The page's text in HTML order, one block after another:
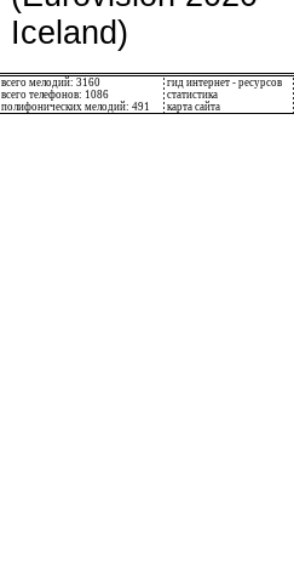
Iceland)
всего мелодий: 3160
всего телефонов: 1086
полифонических мелодий: 491
гид интернет - ресурсов
статистика
карта сайта